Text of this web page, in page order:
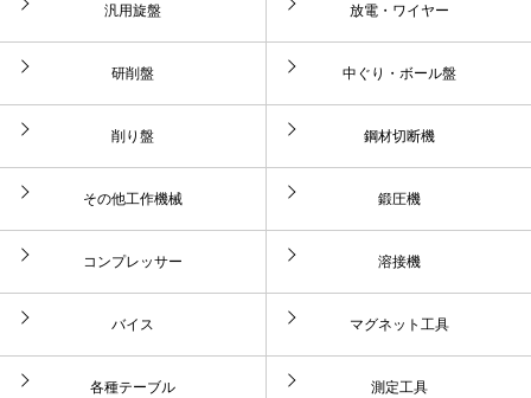
汎用旋盤 放電・ワイヤー
研削盤 中ぐり・ボール盤
削り盤 鋼材切断機
その他工作機械 鍛圧機
コンプレッサー 溶接機
バイス マグネット工具
各種テーブル 測定工具